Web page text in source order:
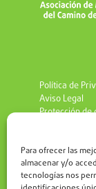
Para ofrecer las
almacenar y/o
tecnologías nos
Política de
Aviso Legal
Protección de